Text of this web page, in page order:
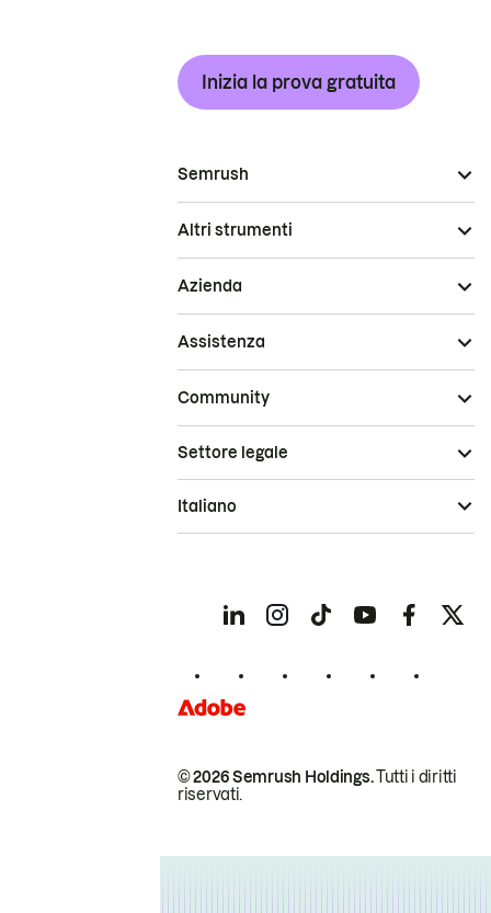
Inizia la prova gratuita
Semrush
Altri strumenti
Azienda
Assistenza
Community
© 2026 Semrush Holdings.Tutti i diritti
riservati.
Settore legale
Italiano